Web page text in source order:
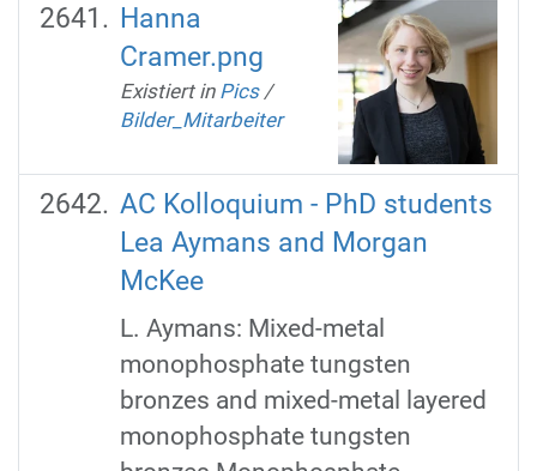
Hanna
Cramer.png
Existiert in Pics /
Bilder_Mitarbeiter
AC Kolloquium - PhD students
Lea Aymans and Morgan
McKee
L. Aymans: Mixed-metal
monophosphate tungsten
bronzes and mixed-metal layered
monophosphate tungsten